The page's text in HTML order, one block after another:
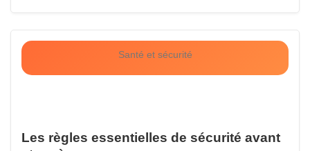
Santé et sécurité
Les règles essentielles de sécurité avant